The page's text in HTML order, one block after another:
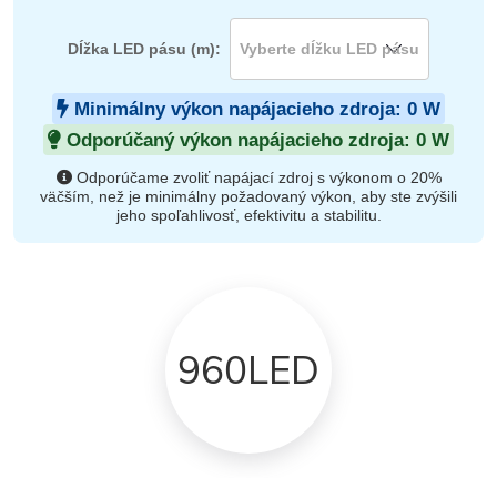
Dĺžka LED pásu (m):
Minimálny výkon napájacieho zdroja: 0 W
Odporúčaný výkon napájacieho zdroja: 0 W
Odporúčame zvoliť napájací zdroj s výkonom o 20%
väčším, než je minimálny požadovaný výkon, aby ste zvýšili
jeho spoľahlivosť, efektivitu a stabilitu.
960LED